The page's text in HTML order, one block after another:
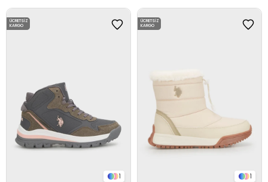
1
ÜCRETSIZ
KARGO
1
ÜCRETSIZ
KARGO